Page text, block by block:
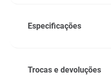
Especificações
Trocas e devoluções